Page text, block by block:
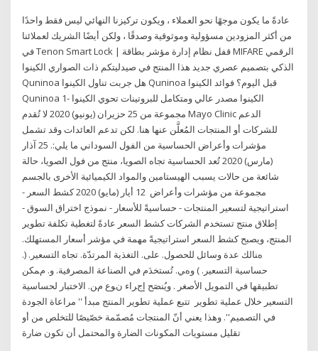
عادةً ما يكون موجهًا نحو العملاء ، ويكون تركيزنا النهائي ليس فقط واحدًا
من أكثر المزودين مسؤولية وموثوقية وصدقًا ، ولكن أيضًا الشريك لعملائنا
في Tenon Smart Lock | قفل نظام إدارة مؤشر بطاقة MIFARE الرقمي
الذكي بتصميم عصري جديد هذا المنتج في صيدليتكم ذات الصواري الكينوا
Quninoa هل جربت تناول الكينوا Quninoa قبل اليوم؟ فوائد الكينوا
Quninoa 1- الكينوا مصدر عالي ومتكامل للبروتينات تحوي الكينوا
مجموعة من 25 حزيران (يونيو) 2020 لا تُقدم Mayo Clinic الدعم
للشركات أو المنتجات المُعلَّن عنها هنا. لكن تدعم العائدات وقد تشمل
مؤشرات وأعراض الحساسية من الفول السوداني ما يلي:. 25 آذار
(مارس) 2020 تُعد الحساسية تجاه الصويا، منتج من فول الصويا، حالة
شائعة من حالات يسبب الهيستامين والمواد الكيميائية الأخرى بالجسم
مجموعة من مؤشرات وأعراض 12 أيار (مايو) 2020 كشط السعر -
استراتيجية لتسعير المنتجات - حساسيةً للأسعار - نموذج اختراق السوق -
إطلاق منتج تستخدم الشركات كشط السعر عادةً لتغطية تكلفة تطوير
المنتج، ويصبح كشط السعر استراتيجيةً مهمة في مؤشر أسعار المستهلك.
هﻨﺎﻟﻚ ﻋﺪة وﺳﺎﺋﻞ ﻟﻠﺤﺼﻮل. ﻋﻠﻰ. اﻟﺘﻐﺬﻳﺔ اﻟﻤﺮﺗﺪّة. ﺗﺠﺎﻩ اﻟﺘﺴﻌﻴﺮ. (.
ﺣﺴﺎﺳﻴﺔ اﻟﺘﺴﻌﻴﺮ. ) وهﻲ. ﺗُﺴﺘﺨﺪَم ﻓﻲ اﻟﺼﻨﺎﻋﺔ اﻟﻤﺼﺮﻓﻴﺔ. و. ﻡﻤﻜﻦ
ﺗﻄﺒﻴﻘﻬﺎ ﻓﻲ اﻟﺘﻤﻮﻳﻞ اﻷﺻﻐﺮ . وﻳُﻨﺼَﺢ إﺝﺮاء ﻥﻮع ﻡﻦ. اﻻﺧﺘﺒﺎر ﻟﺤﺴﺎﺳﻴﺔ
اﻟﺘﺴﻌﻴﺮ ﺧﻼل ﻋﻤﻠﻴﺔ ﺗﻄﻮﻳﺮ تتبع عملية تطوير المنتج مبدأ '' مراعاة الجودة
في التصميم''. وهذا يعني أنّ المنتجات مُصمّمة خصّيصًا للتخلص من أو